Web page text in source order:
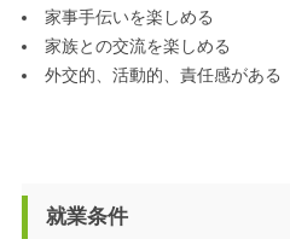
家事手伝いを楽しめる
家族との交流を楽しめる
外交的、活動的、責任感がある
就業条件